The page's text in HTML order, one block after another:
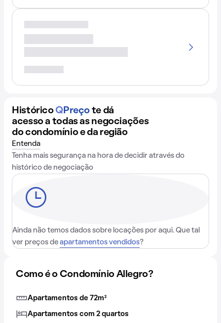
Histórico QPreço te dá
acesso a todas as negociações
do condomínio e da região
Entenda
Tenha mais segurança na hora de decidir através do
histórico de negociação
Ainda não temos dados sobre locações por aqui. Que tal
ver preços de apartamentos vendidos?
Como é o Condomínio Allegro?
Apartamentos de 72m²
Apartamentos com 2 quartos